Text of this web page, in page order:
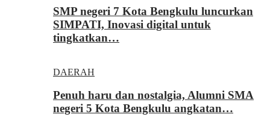
SMP negeri 7 Kota Bengkulu luncurkan
SIMPATI, Inovasi digital untuk
tingkatkan…
DAERAH
Penuh haru dan nostalgia, Alumni SMA
negeri 5 Kota Bengkulu angkatan…